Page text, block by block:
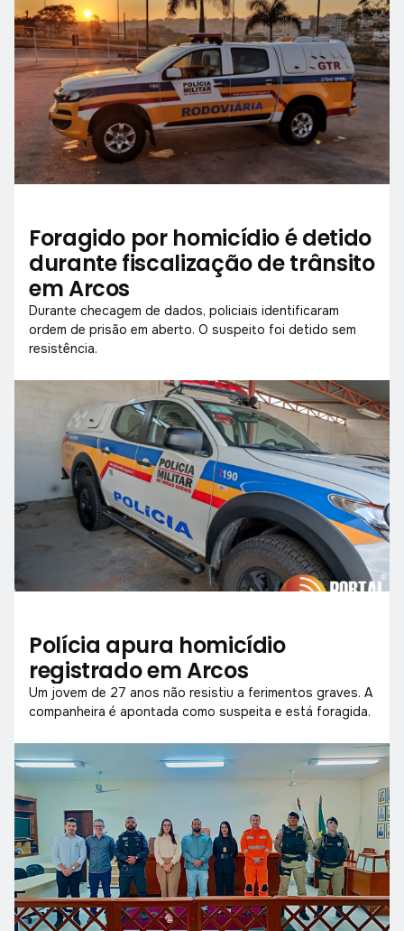
Foragido por homicídio é detido
durante fiscalização de trânsito
em Arcos
Durante checagem de dados, policiais identificaram
ordem de prisão em aberto. O suspeito foi detido sem
resistência.
Polícia apura homicídio
registrado em Arcos
Um jovem de 27 anos não resistiu a ferimentos graves. A
companheira é apontada como suspeita e está foragida.